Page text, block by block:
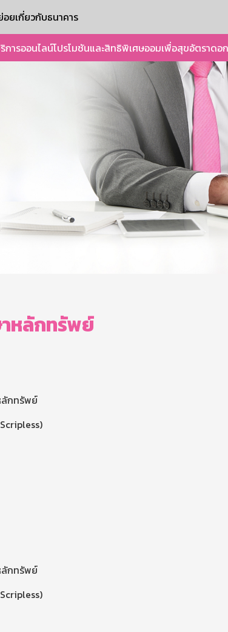
อยเกี่ยวกับธนาคาร
การออนไลน์โปรโมชันและสิทธิพิเศษออมเพื่อสุขอัตราดอ
าหลักทรัพย์
ลักทรัพย์
ลักทรัพย์